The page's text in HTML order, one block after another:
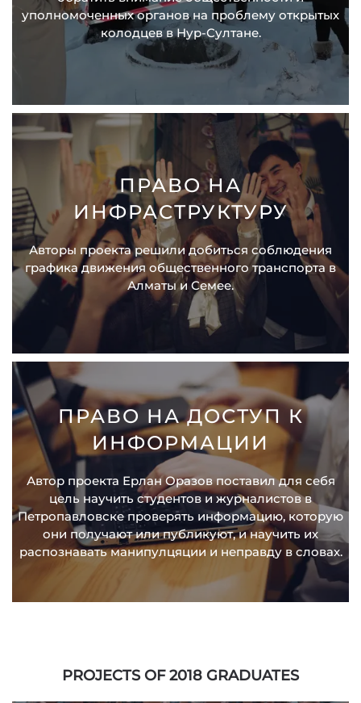
уполномоченных органов на проблему открытых
колодцев в Нур-Султане.
ПРАВО НА
ИНФРАСТРУКТУРУ
Авторы проекта решили добиться соблюдения
графика движения общественного транспорта в
Алматы и Семее.
ПРАВО НА ДОСТУП К
ИНФОРМАЦИИ
Автор проекта Ерлан Оразов поставил для себя
цель научить студентов и журналистов в
Петропавловске проверять информацию, которую
они получают или публикуют, и научить их
распознавать манипулцяции и неправду в словах.
PROJECTS OF 2018 GRADUATES